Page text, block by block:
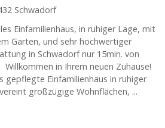
Schwadorf
Einfamilienhaus, in ruhiger Lage, mit
Garten, und sehr hochwertiger
in Schwadorf nur 15min. von
in Ihrem neuen Zuhause!
gepflegte Einfamilienhaus in ruhiger
großzügige Wohnflächen, ...